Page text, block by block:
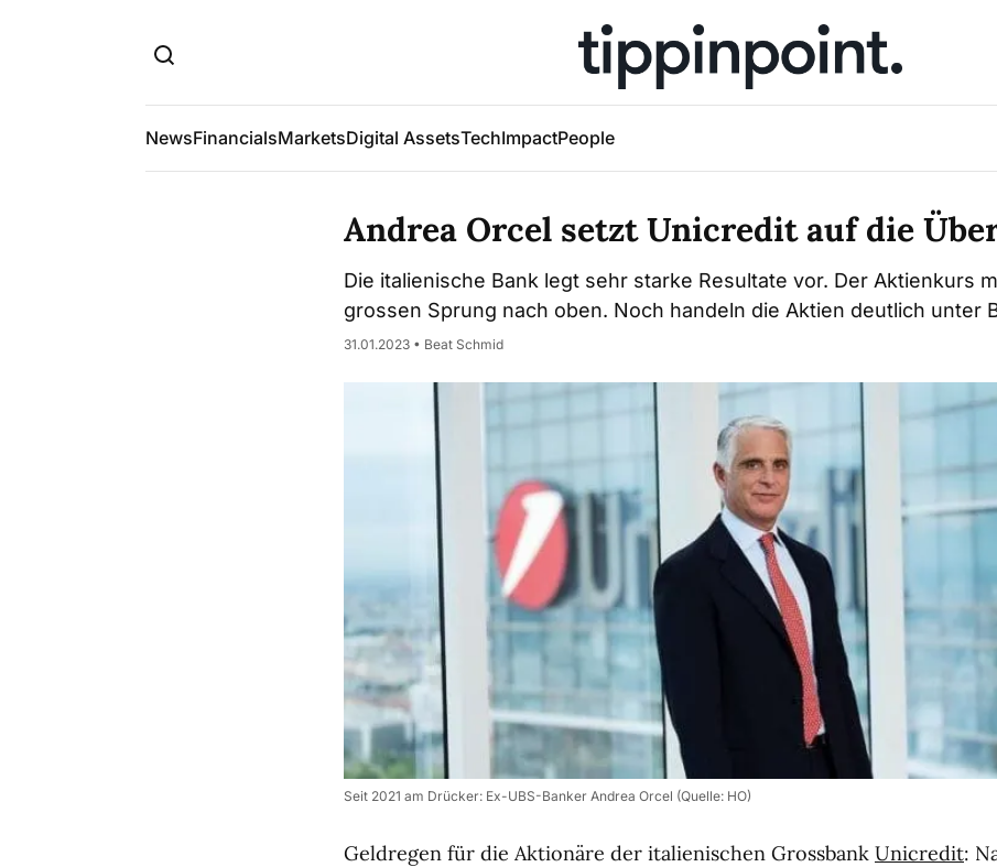
NewsFinancialsMarketsDigital AssetsTechImpactPeople
Andrea Orcel setzt Unicredit auf die
Die italienische Bank legt sehr starke Resultate vor. Der Aktienkurs
grossen Sprung nach oben. Noch handeln die Aktien deutlich unter
31.01.2023 • Beat Schmid
Seit 2021 am Drücker: Ex-UBS-Banker Andrea Orcel (Quelle: HO)
Geldregen für die Aktionäre der italienischen Grossbank Unicredit: